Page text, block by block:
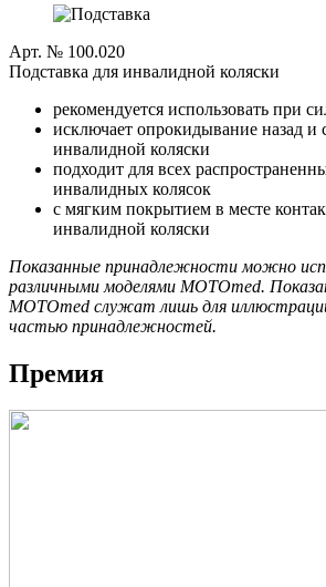
Арт. № 100.020
Подставка для инвалидной коляски
рекомендуется использовать при
исключает опрокидывание назад и
инвалидной коляски
подходит для всех
инвалидных колясок
с мягким покрытием в месте
инвалидной коляски
Показанные принадлежности можно
различными моделями MOTOmed.
MOTOmed служат лишь для
частью принадлежностей.
Премия